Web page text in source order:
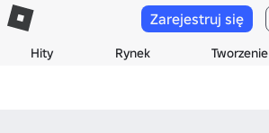
Hity Rynek Tworzenie
Zarejestruj się